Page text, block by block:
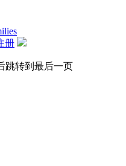
册
跳转到最后一页